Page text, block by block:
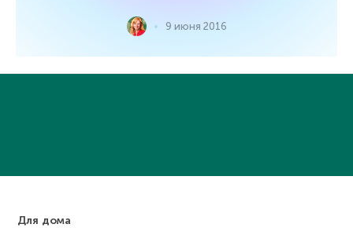
9 июня 2016
Для дома